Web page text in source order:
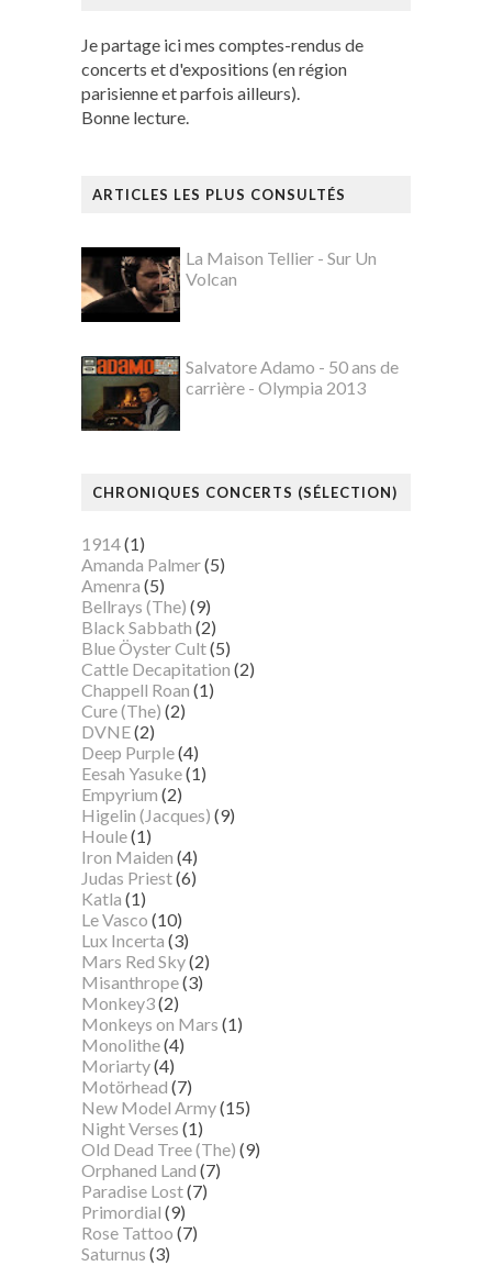
Je partage ici mes comptes-rendus de
concerts et d'expositions (en région
parisienne et parfois ailleurs).
Bonne lecture.
ARTICLES LES PLUS CONSULTÉS
La Maison Tellier - Sur Un
Volcan
Salvatore Adamo - 50 ans de
carrière - Olympia 2013
CHRONIQUES CONCERTS (SÉLECTION)
1914(1)
Amanda Palmer(5)
Amenra (5)
Bellrays (The) (9)
Black Sabbath (2)
Blue Öyster Cult(5)
Cattle Decapitation (2)
Chappell Roan (1)
Cure (The) (2)
DVNE(2)
Deep Purple(4)
Eesah Yasuke(1)
Empyrium (2)
Higelin (Jacques) (9)
Houle(1)
Iron Maiden (4)
Judas Priest(6)
Katla (1)
Le Vasco (10)
Lux Incerta (3)
Mars Red Sky(2)
Misanthrope(3)
Monkey3(2)
Monkeys on Mars (1)
Monolithe(4)
Moriarty(4)
Motörhead (7)
New Model Army(15)
Night Verses (1)
Old Dead Tree (The) (9)
Orphaned Land (7)
Paradise Lost(7)
Primordial (9)
Rose Tattoo (7)
Saturnus (3)